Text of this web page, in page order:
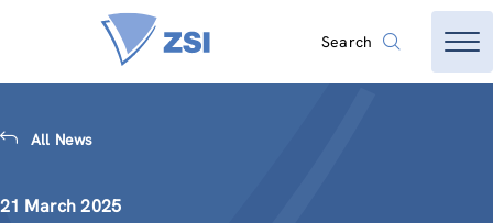
Search
All News
21 March 2025